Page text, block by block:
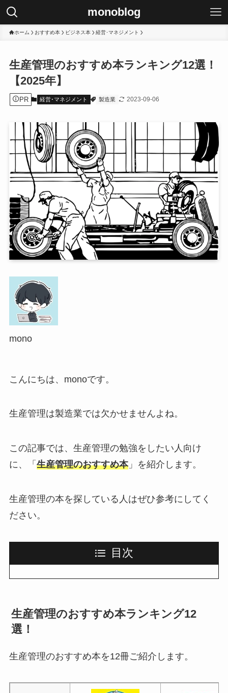
monoblog
ホーム おすすめ本 ビジネス本 経営･マネジメント
生産管理のおすすめ本ランキング12選！
【2025年】
PR 経営･マネジメント 製造業 2023-09-06
mono
こんにちは、monoです。
生産管理は製造業では欠かせませんよね。
この記事では、生産管理の勉強をしたい人向け
に、「 生産管理のおすすめ本」を紹介します。
生産管理の本を探している人はぜひ参考にしてく
ださい。
目次
生産管理のおすすめ本ランキング12
選！
生産管理のおすすめ本を12冊ご紹介します。